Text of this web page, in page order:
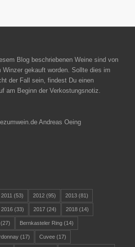
Blog beschriebenen Weine sind von
Winzer gekauft worden. Sollte dies im
der Fall sein, findest Du einen
am Beginn der Verkostungsnotiz.
Andreas Oeing
2011 (53) 2012(95) 2013(81)
2016(33) 2017(24) 2018(14)
Bernkasteler Ring(14)
(17) Cuvee(17)